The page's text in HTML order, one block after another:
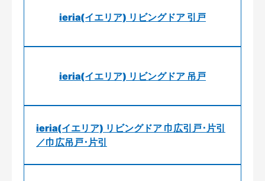
ieria(イエリア) リビングドア 引戸
ieria(イエリア) リビングドア 吊戸
ieria(イエリア) リビングドア 巾広引戸･片引
／巾広吊戸･片引